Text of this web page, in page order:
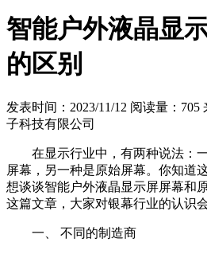
智能户外液晶显
的区别
发表时间：2023/11/12 阅读量：705
子科技有限公司
在显示行业中，有两种说法：一
屏幕，另一种是原始屏幕。你知道
想谈谈智能户外液晶显示屏屏幕和
这篇文章，大家对银幕行业的认识
一、 不同的制造商